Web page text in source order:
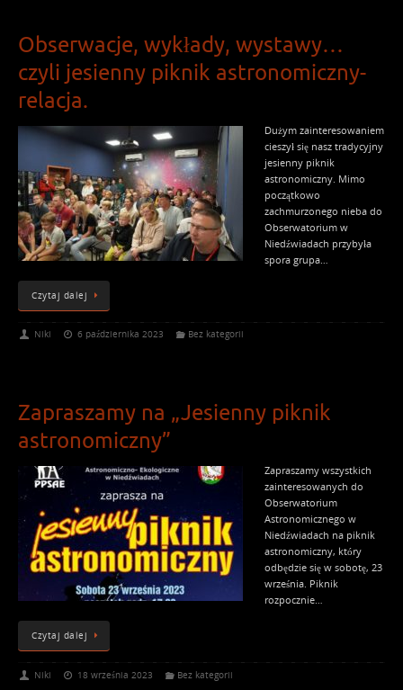
Obserwacje, wykłady, wystawy…
czyli jesienny piknik astronomiczny-
relacja.
Dużym zainteresowaniem
cieszył się nasz tradycyjny
jesienny piknik
astronomiczny. Mimo
początkowo
zachmurzonego nieba do
Obserwatorium w
Niedźwiadach przybyła
spora grupa…
Czytaj dalej
Niki 6 października 2023 Bez kategorii
Zapraszamy na „Jesienny piknik
astronomiczny”
Zapraszamy wszystkich
zainteresowanych do
Obserwatorium
Astronomicznego w
Niedźwiadach na piknik
astronomiczny, który
odbędzie się w sobotę, 23
września. Piknik
rozpocznie…
Czytaj dalej
Niki 18 września 2023 Bez kategorii